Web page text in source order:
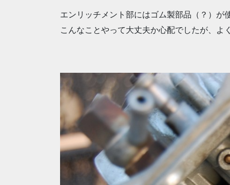
エンリッチメント部にはゴム製部品（？）が
こんなことやって大丈夫か心配でしたが、よ